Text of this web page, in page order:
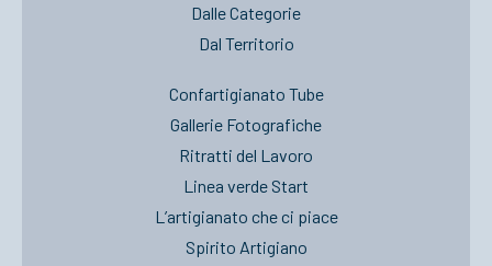
Dalle Categorie
Dal Territorio
Confartigianato Tube
Gallerie Fotografiche
Ritratti del Lavoro
Linea verde Start
L’artigianato che ci piace
Spirito Artigiano